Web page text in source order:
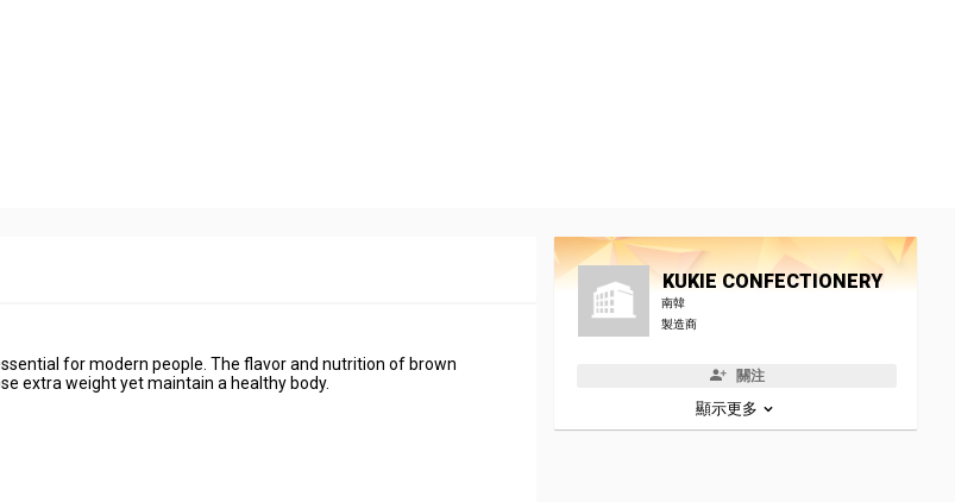
for modern people. The flavor and nutrition of brown
extra weight yet maintain a healthy body.
KUKIE CONFECTIONERY
南韓
製造商
關注
顯示更多